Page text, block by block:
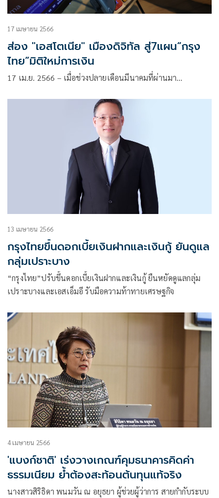
17 เมษายน 2566
ส่อง "เอสโตเนีย" เมืองดิจิทัล สู่7แผน“กรุง
ไทย”มิติใหม่การเงิน
17 เม.ย. 2566 – เมื่อช่วงปลายเดือนมีนาคมที่ผ่านมา…
13 เมษายน 2566
กรุงไทยขึ้นดอกเบี้ยเงินฝากและเงินกู้ ยันดูแล
กลุ่มเปราะบาง
“กรุงไทย”ปรับขึ้นดอกเบี้ยเงินฝากและเงินกู้ ยืนหยัดดูแลกลุ่ม
เปราะบางและเอสเอ็มอี รับมือความท้าทายเศรษฐกิจ
4 เมษายน 2566
'แบงก์ชาติ' เร่งวางเกณฑ์คุมธนาคารคิดค่า
ธรรมเนียม ย้ำต้องสะท้อนต้นทุนแท้จริง
นางสาวสิริธิดา พนมวัน ณ อยุธยา ผู้ช่วยผู้ว่าการ สายกำกับระบบ